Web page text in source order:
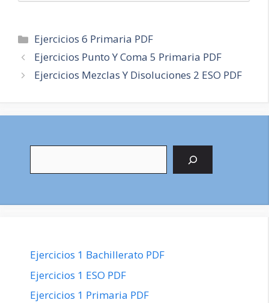
Categorías
Ejercicios 6 Primaria PDF
Navegación
de
entradas
Ejercicios Punto Y Coma 5 Primaria PDF
Ejercicios Mezclas Y Disoluciones 2 ESO PDF
Ejercicios 1 Bachillerato PDF
Ejercicios 1 ESO PDF
Ejercicios 1 Primaria PDF